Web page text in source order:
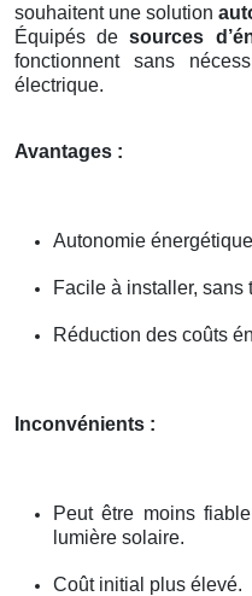
souhaitent une solution
Équipés desources
fonctionnent sans
électrique.
Avantages :
Autonomie
Facile à installer, sans
Réduction des coûts
Inconvénients :
Peut être moins
lumière solaire.
Coût initial plus élevé.